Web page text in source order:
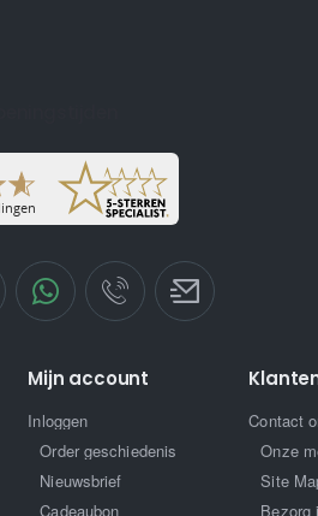
Mijn account
Inloggen
Order geschiedenis
Nieuwsbrief
Cadeaubon
Contact
Onze
Site
Bezorg